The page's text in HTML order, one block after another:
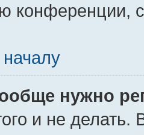
конференции,
нужно
и не делать.